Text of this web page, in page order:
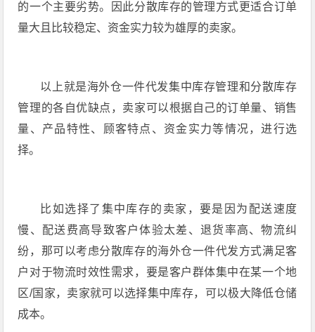
的一个主要劣势。因此分散库存的管理方式更适合订单
量大且比较稳定、资金实力较为雄厚的卖家。
以上就是海外仓一件代发集中库存管理和分散库存
管理的各自优缺点，卖家可以根据自己的订单量、销售
量、产品特性、顾客特点、资金实力等情况，进行选
择。
比如选择了集中库存的卖家，要是因为配送速度
慢、配送费高导致客户体验太差、退货率高、物流纠
纷，那可以考虑分散库存的海外仓一件代发方式满足客
户对于物流时效性需求，要是客户群体集中在某一个地
区/国家，卖家就可以选择集中库存，可以极大降低仓储
成本。